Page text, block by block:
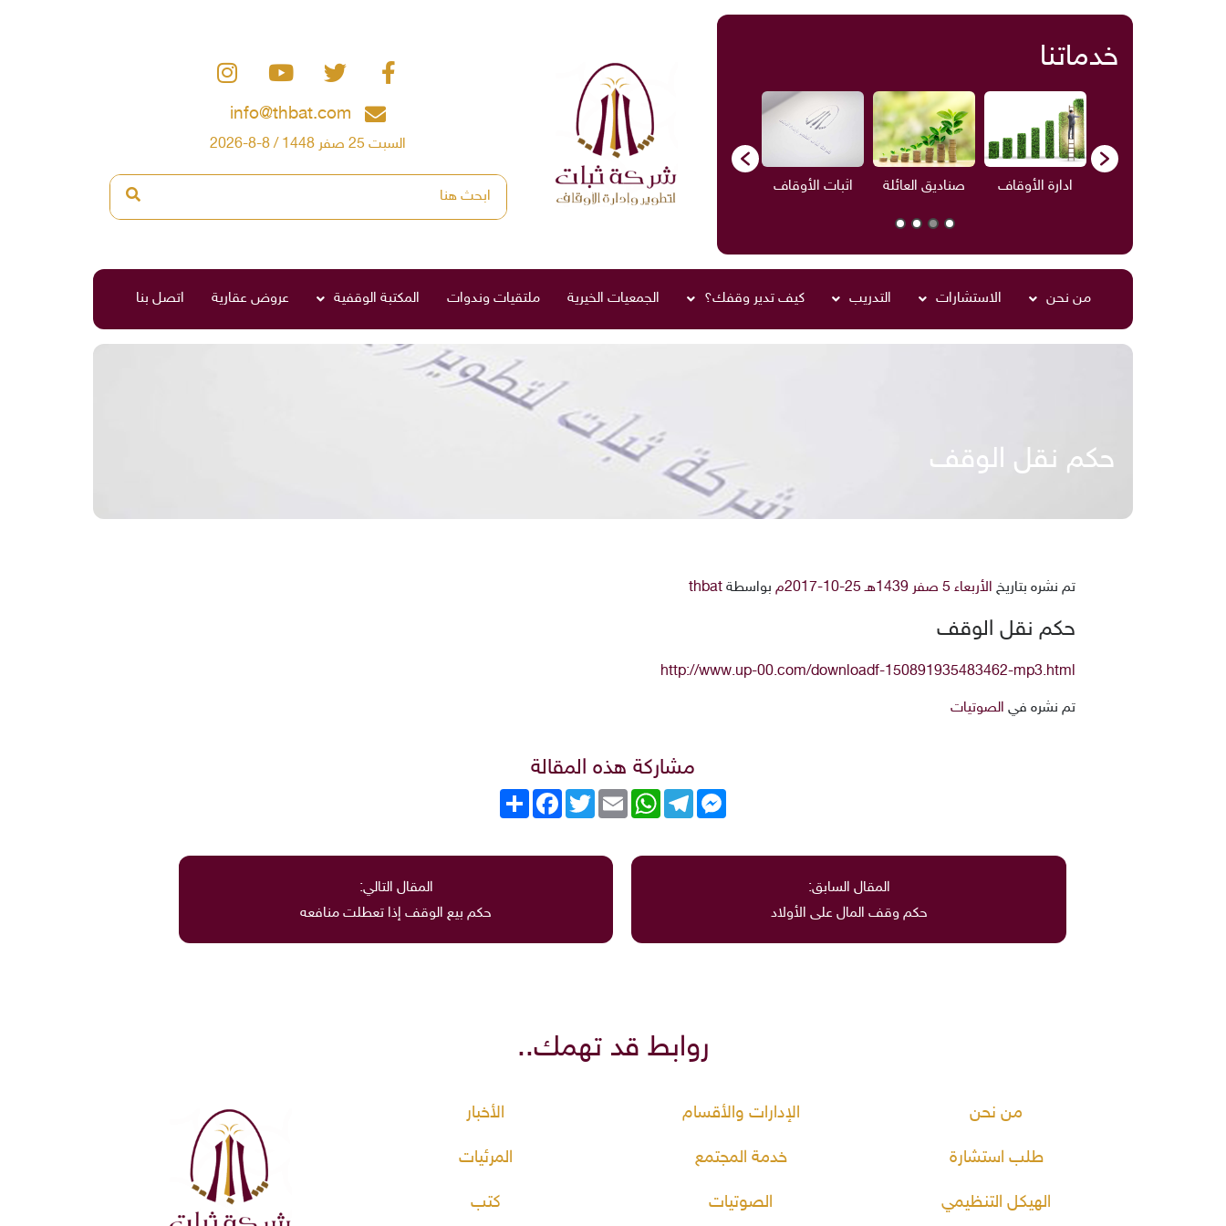
خدماتنا
ادارة الأوقاف صناديق العائلة اثبات الأوقاف الاستشارات ادارة الأوقاف صناديق العائلة
info@thbat.com
السبت 25 صفر 1448 / 8-8-2026
من نحن الاستشارات التدريب كيف تدير وقفك؟ الجمعيات الخيرية ملتقيات وندوات المكتبة الوقفية عروض عقارية اتصل بنا
حكم نقل الوقف
تم نشره بتاريخ الأربعاء 5 صفر 1439هـ 25-10-2017م بواسطة thbat
حكم نقل الوقف
http://www.up-00.com/downloadf-150891935483462-mp3.html
تم نشره في الصوتيات
مشاركة هذه المقالة
انشر
FacebookTwitterEmail
WhatsAppTelegram
Messenger
المقال السابق:
حكم وقف المال على الأولاد
المقال التالي:
حكم بيع الوقف إذا تعطلت منافعه
روابط قد تهمك..
من نحن
طلب استشارة
الهيكل التنظيمي
الإدارات والأقسام
خدمة المجتمع
الصوتيات
الأخبار
المرئيات
كتب